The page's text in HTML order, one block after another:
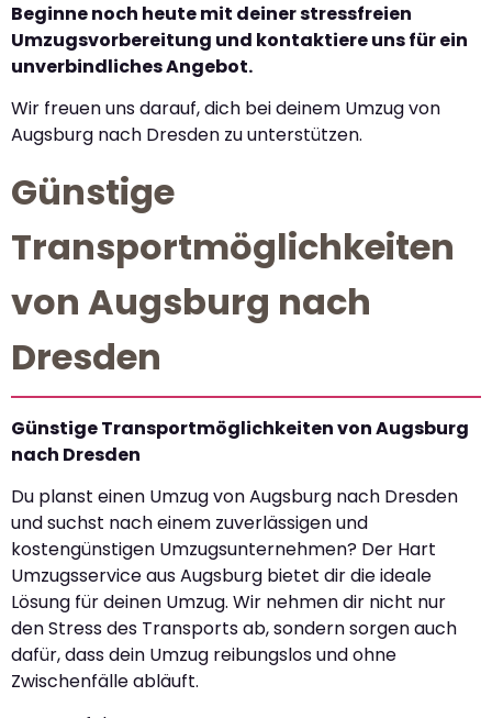
Beginne noch heute mit deiner stressfreien
Umzugsvorbereitung und kontaktiere uns für ein
unverbindliches Angebot.
Wir freuen uns darauf, dich bei deinem Umzug von
Augsburg nach Dresden zu unterstützen.
Günstige
Transportmöglichkeiten
von Augsburg nach
Dresden
Günstige Transportmöglichkeiten von Augsburg
nach Dresden
Du planst einen Umzug von Augsburg nach Dresden
und suchst nach einem zuverlässigen und
kostengünstigen Umzugsunternehmen? Der Hart
Umzugsservice aus Augsburg bietet dir die ideale
Lösung für deinen Umzug. Wir nehmen dir nicht nur
den Stress des Transports ab, sondern sorgen auch
dafür, dass dein Umzug reibungslos und ohne
Zwischenfälle abläuft.